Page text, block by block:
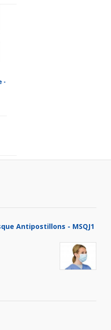
-
Antipostillons - MSQJ1